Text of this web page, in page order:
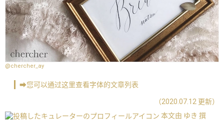
@chercher_ay
➡您可以通过这里查看字体的文章列表
（2020.07.12 更新）
本文由 ゆき 撰